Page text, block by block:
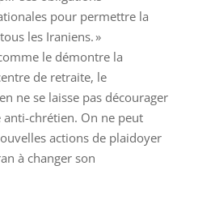
pour permettre la
les Iraniens. »
le démontre la
de retraite, le
ne se laisse pas décourager
chrétien. On ne peut
actions de plaidoyer
à changer son